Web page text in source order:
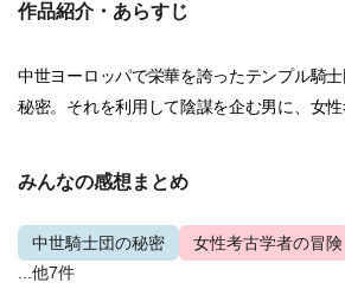
作品紹介・あらすじ
中世ヨーロッパで栄華を誇ったテンプル騎
秘密。それを利用して陰謀を企む男に、女
みんなの感想まとめ
中世騎士団の秘密 女性考古学者の冒険
...他7件